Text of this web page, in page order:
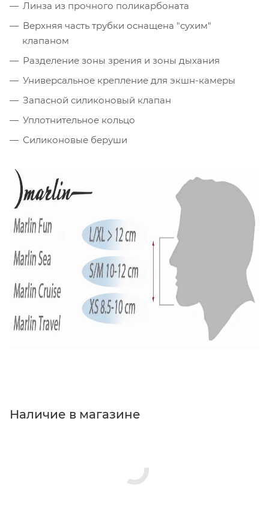
Линза из прочного поликарбоната
Верхняя часть трубки оснащена "сухим"
клапаном
Разделение зоны зрения и зоны дыхания
Универсальное крепление для экшн-камеры
Запасной силиконовый клапан
Уплотнительное кольцо
Силиконовые беруши
Наличие в магазине